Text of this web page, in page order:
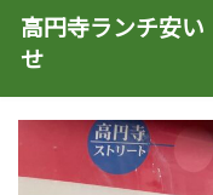
高円寺ランチ安
せ